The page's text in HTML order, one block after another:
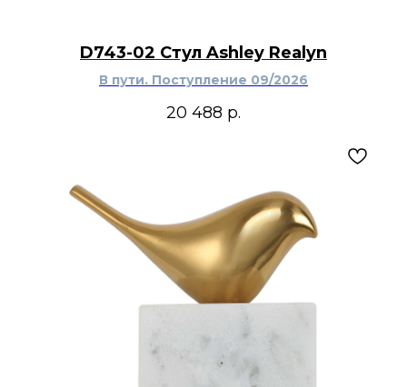
D743-02 Стул Ashley Realyn
В пути. Поступление 09/2026
20 488 р.